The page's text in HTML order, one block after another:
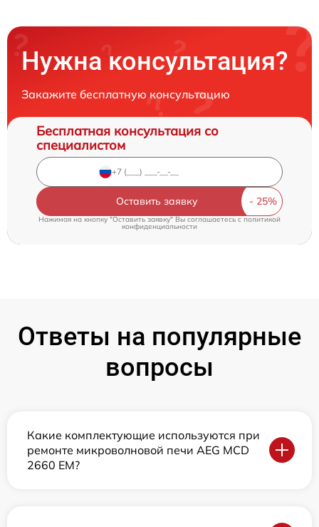
Нужна консультация?
Закажите бесплатную консультацию
Бесплатная консультация со
специалистом
Оставить заявку
Нажимая на кнопку "Оставить заявку" Вы соглашаетесь cполитикой
конфиденциальности
Ответы на популярные
вопросы
Какие комплектующие используются при
ремонте микроволновой печи AEG MCD
2660 EM?